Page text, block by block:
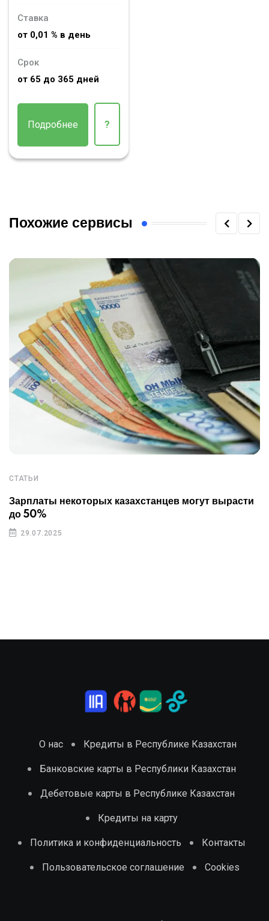
Ставка
от 0,01 % в день
Срок
от 65 до 365 дней
Подробнее ?
Похожие сервисы
СТАТЬИ
Зарплаты некоторых казахстанцев могут вырасти
до 50%
29.07.2025
О нас Кредиты в Республике Казахстан
Банковские карты в Республики Казахстан
Дебетовые карты в Республике Казахстан
Кредиты на карту
Политика и конфиденциальность Контакты
Пользовательское соглашение Cookies